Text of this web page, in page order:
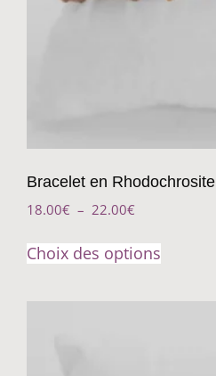
Bracelet en Rhodochrosite
18.00€ – 22.00€
Choix des options